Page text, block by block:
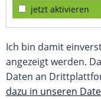
jetzt aktivieren
Ich bin damit
angezeigt werden.
Daten an
dazu in unseren